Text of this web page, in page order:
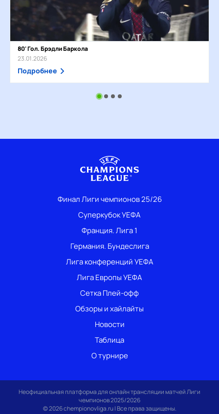
80' Гол. Брэдли Баркола
23.01.2026
Подробнее
Финал Лиги чемпионов 25/26
Суперкубок УЕФА
Франция. Лига 1
Германия. Бундеслига
Лига конференций УЕФА
Лига Европы УЕФА
Сетка Плей-офф
Обзоры и хайлайты
Новости
Таблица
О турнире
Неофициальная платформа для онлайн трансляции матчей Лиги
чемпионов 2025/2026
© 2026 chempionovliga.ru | Все права защищены.